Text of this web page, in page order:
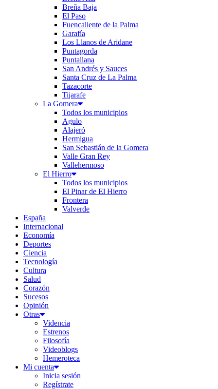
Breña Baja
El Paso
Fuencaliente de la Palma
Garafía
Los Llanos de Aridane
Puntagorda
Puntallana
San Andrés y Sauces
Santa Cruz de La Palma
Tazacorte
Tijarafe
La Gomera
Todos los municipios
Agulo
Alajeró
Hermigua
San Sebastián de la Gomera
Valle Gran Rey
Vallehermoso
El Hierro
Todos los municipios
El Pinar de El Hierro
Frontera
Valverde
España
Internacional
Economía
Deportes
Ciencia
Tecnología
Cultura
Salud
Corazón
Sucesos
Opinión
Otras
Videncia
Estrenos
Filosofía
Videoblogs
Hemeroteca
Mi cuenta
Inicia sesión
Regístrate